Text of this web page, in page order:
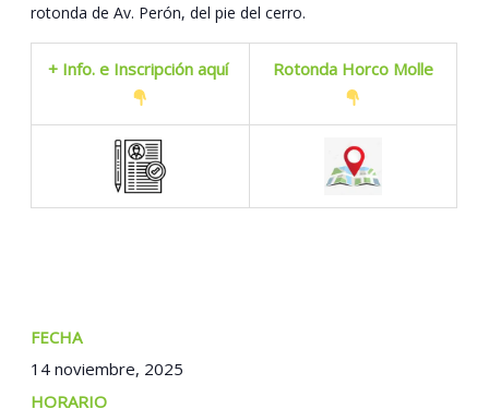
rotonda de Av. Perón, del pie del cerro.
+ Info. e Inscripción aquí Rotonda Horco Molle
FECHA:
14 noviembre, 2025